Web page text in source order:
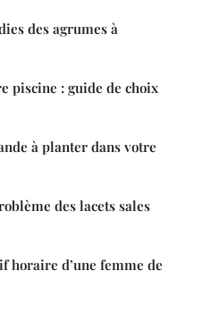
des agrumes à
piscine : guide de choix
à planter dans votre
des lacets sales
horaire d’une femme de